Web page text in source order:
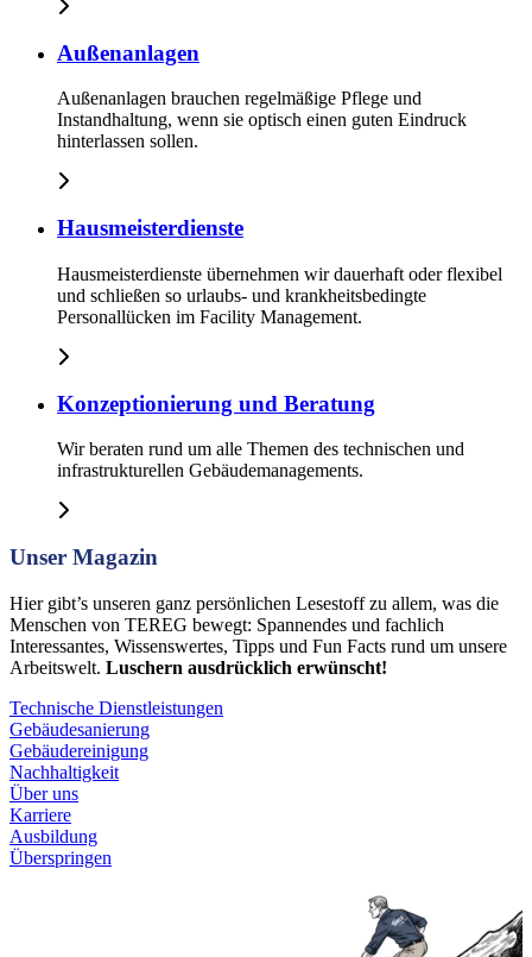
Außenanlagen
Außenanlagen brauchen regelmäßige Pflege und
Instandhaltung, wenn sie optisch einen guten Eindruck
hinterlassen sollen.
Hausmeister­dienste
Hausmeisterdienste übernehmen wir dauerhaft oder flexibel
und schließen so urlaubs- und krankheitsbedingte
Personallücken im Facility Management.
Konzeptionierung und Beratung
Wir beraten rund um alle Themen des technischen und
infrastrukturellen Gebäudemanagements.
Unser Magazin
Hier gibt’s unseren ganz persönlichen Lesestoff zu allem, was die
Menschen von TEREG bewegt: Spannendes und fachlich
Interessantes, Wissenswertes, Tipps und Fun Facts rund um unsere
Arbeitswelt. Luschern ausdrücklich erwünscht!
Technische Dienstleistungen
Gebäudesanierung
Gebäudereinigung
Nachhaltigkeit
Über uns
Karriere
Ausbildung
Überspringen